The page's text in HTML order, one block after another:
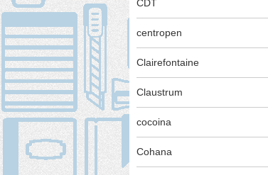
CDT
centropen
Clairefontaine
Claustrum
cocoina
Cohana